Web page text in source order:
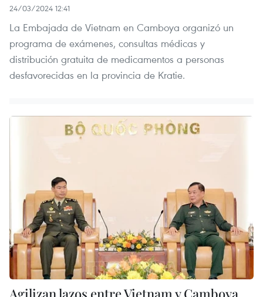
24/03/2024 12:41
La Embajada de Vietnam en Camboya organizó un
programa de exámenes, consultas médicas y
distribución gratuita de medicamentos a personas
desfavorecidas en la provincia de Kratie.
Agilizan lazos entre Vietnam y Camboya